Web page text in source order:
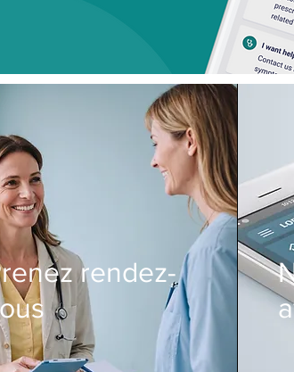
rendez-